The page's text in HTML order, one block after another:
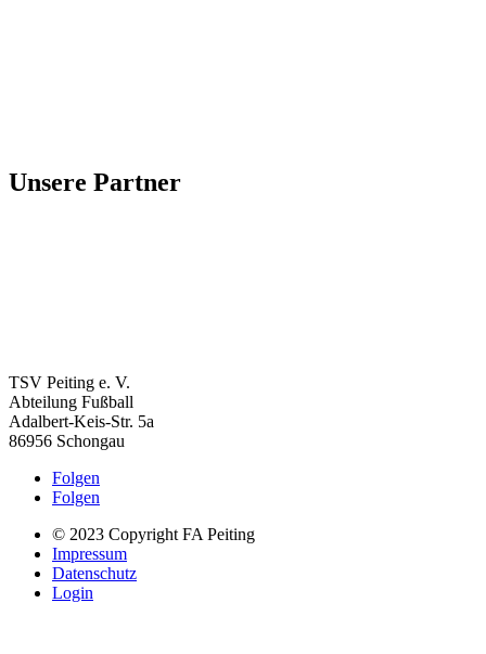
Unsere Partner
TSV Peiting e. V.
Abteilung Fußball
Adalbert-Keis-Str. 5a
86956 Schongau
Folgen
Folgen
© 2023 Copyright FA Peiting
Impressum
Datenschutz
Login